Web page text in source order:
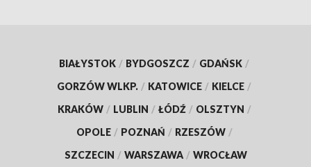
BIAŁYSTOK / BYDGOSZCZ / GDAŃSK /
GORZÓW WLKP. / KATOWICE / KIELCE /
KRAKÓW / LUBLIN / ŁÓDŹ / OLSZTYN /
OPOLE / POZNAŃ / RZESZÓW /
SZCZECIN / WARSZAWA / WROCŁAW